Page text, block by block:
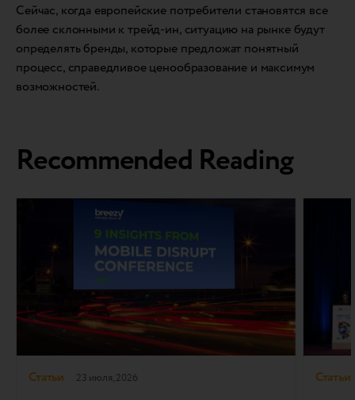
Сейчас, когда европейские потребители становятся все
более склонными к трейд-ин, ситуацию на рынке будут
определять бренды, которые предложат понятный
процесс, справедливое ценообразование и максимум
возможностей.
Recommended Reading
Статьи 23 июля, 2026 Статьи